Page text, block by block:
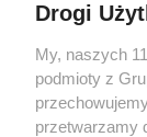
Drogi
My, naszych
podmioty z
przetwarzamy